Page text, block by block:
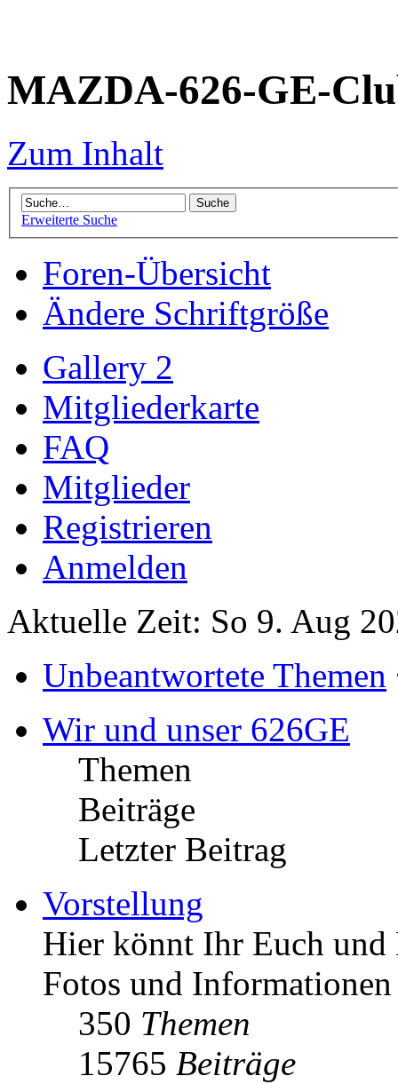
MAZDA-626-GE-
Zum Inhalt
Erweiterte Suche
Foren-Übersicht
Ändere Schriftgröße
Gallery 2
Mitgliederkarte
FAQ
Mitglieder
Registrieren
Anmelden
Aktuelle Zeit: So 9. Aug
Unbeantwortete Themen
Wir und unser 626GE
Themen
Beiträge
Letzter Beitrag
Vorstellung
Hier könnt Ihr Euch
Fotos und Informationen
350 Themen
15765 Beiträge